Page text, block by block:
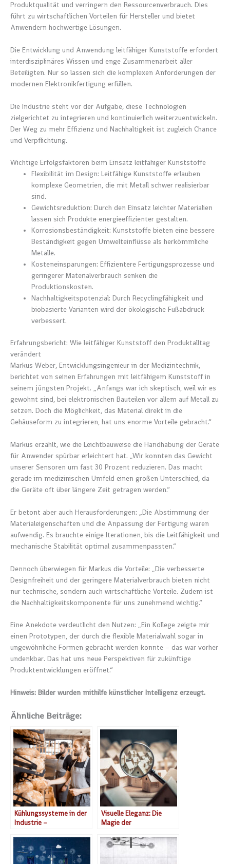
Produktqualität und verringern den Ressourcenverbrauch. Dies
führt zu wirtschaftlichen Vorteilen für Hersteller und bietet
Anwendern hochwertige Lösungen.
Die Entwicklung und Anwendung leitfähiger Kunststoffe erfordert
interdisziplinäres Wissen und enge Zusammenarbeit aller
Beteiligten. Nur so lassen sich die komplexen Anforderungen der
modernen Elektronikfertigung erfüllen.
Die Industrie steht vor der Aufgabe, diese Technologien
zielgerichtet zu integrieren und kontinuierlich weiterzuentwickeln.
Der Weg zu mehr Effizienz und Nachhaltigkeit ist zugleich Chance
und Verpflichtung.
Wichtige Erfolgsfaktoren beim Einsatz leitfähiger Kunststoffe
Flexibilität im Design: Leitfähige Kunststoffe erlauben
komplexe Geometrien, die mit Metall schwer realisierbar
sind.
Gewichtsreduktion: Durch den Einsatz leichter Materialien
lassen sich Produkte energieeffizienter gestalten.
Korrosionsbeständigkeit: Kunststoffe bieten eine bessere
Beständigkeit gegen Umwelteinflüsse als herkömmliche
Metalle.
Kosteneinsparungen: Effizientere Fertigungsprozesse und
geringerer Materialverbrauch senken die
Produktionskosten.
Nachhaltigkeitspotenzial: Durch Recyclingfähigkeit und
biobasierte Varianten wird der ökologische Fußabdruck
verbessert.
Erfahrungsbericht: Wie leitfähiger Kunststoff den Produktalltag
verändert
Markus Weber, Entwicklungsingenieur in der Medizintechnik,
berichtet von seinen Erfahrungen mit leitfähigem Kunststoff in
seinem jüngsten Projekt. „Anfangs war ich skeptisch, weil wir es
gewohnt sind, bei elektronischen Bauteilen vor allem auf Metall zu
setzen. Doch die Möglichkeit, das Material direkt in die
Gehäuseform zu integrieren, hat uns enorme Vorteile gebracht.“
Markus erzählt, wie die Leichtbauweise die Handhabung der Geräte
für Anwender spürbar erleichtert hat. „Wir konnten das Gewicht
unserer Sensoren um fast 30 Prozent reduzieren. Das macht
gerade im medizinischen Umfeld einen großen Unterschied, da
die Geräte oft über längere Zeit getragen werden.“
Er betont aber auch Herausforderungen: „Die Abstimmung der
Materialeigenschaften und die Anpassung der Fertigung waren
aufwendig. Es brauchte einige Iterationen, bis die Leitfähigkeit und
mechanische Stabilität optimal zusammenpassten.“
Dennoch überwiegen für Markus die Vorteile: „Die verbesserte
Designfreiheit und der geringere Materialverbrauch bieten nicht
nur technische, sondern auch wirtschaftliche Vorteile. Zudem ist
die Nachhaltigkeitskomponente für uns zunehmend wichtig.“
Eine Anekdote verdeutlicht den Nutzen: „Ein Kollege zeigte mir
einen Prototypen, der durch die flexible Materialwahl sogar in
ungewöhnliche Formen gebracht werden konnte – das war vorher
undenkbar. Das hat uns neue Perspektiven für zukünftige
Produktentwicklungen eröffnet.“
Hinweis: Bilder wurden mithilfe künstlicher Intelligenz erzeugt.
Ähnliche Beiträge:
Kühlungssysteme in der
Industrie –
Visuelle Eleganz: Die
Magie der